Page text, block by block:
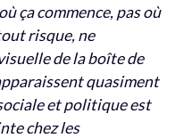
ça commence, pas où
risque, ne
de la boîte de
quasiment
et politique est
chez les